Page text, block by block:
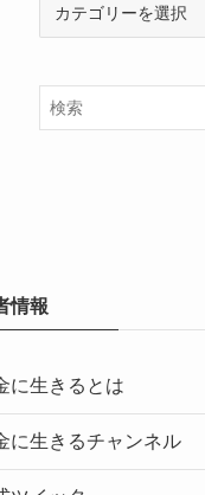
ー
で
情報
に生きるとは
に生きるチャンネル